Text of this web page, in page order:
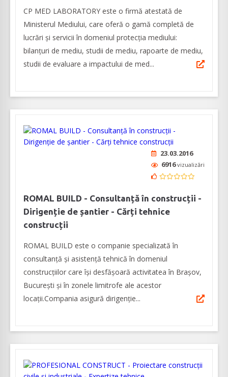
CP MED LABORATORY este o firmă atestată de
Ministerul Mediului, care oferă o gamă completă de
lucrări și servicii în domeniul protecția mediului:
bilanțuri de mediu, studii de mediu, rapoarte de mediu,
studii de evaluare a impactului de med...
23.03.2016
6916vizualizări
ROMAL BUILD - Consultanță în construcții -
Dirigenție de șantier - Cărți tehnice
construcții
ROMAL BUILD este o companie specializată în
consultanță și asistență tehnică în domeniul
construcțiilor care își desfășoară activitatea în Brașov,
București și în zonele limitrofe ale acestor
locații.Compania asigură dirigenție...